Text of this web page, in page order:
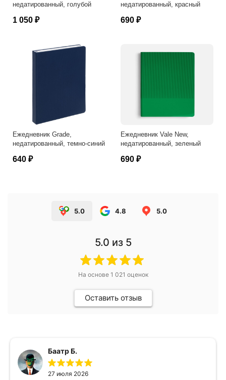
недатированный, голубой
1 050 ₽
недатированный, красный
690 ₽
Ежедневник Grade,
недатированный, темно-синий
640 ₽
Ежедневник Vale New,
недатированный, зеленый
690 ₽
5.0 4.8 5.0
5.0 из 5
На основе 1 021 оценок
Оставить отзыв
Баатр Б.
27 июля 2026